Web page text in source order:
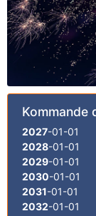
Kommande
2027-01-01
2028-01-01
2029-01-01
2030-01-01
2031-01-01
2032-01-01